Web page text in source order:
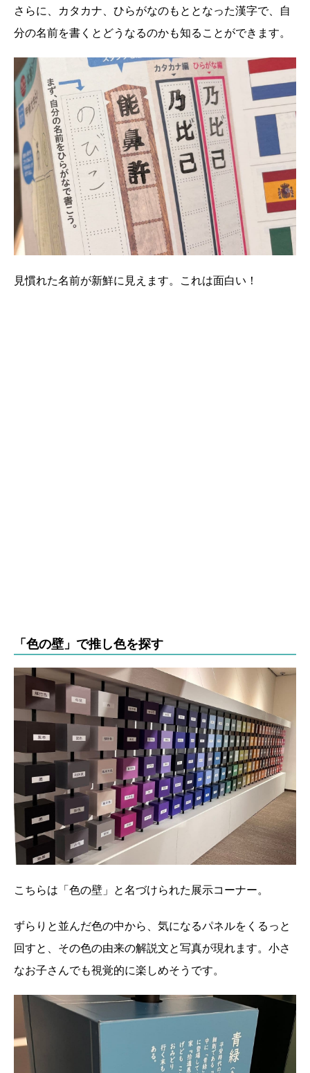
さらに、カタカナ、ひらがなのもととなった漢字で、自
分の名前を書くとどうなるのかも知ることができます。
見慣れた名前が新鮮に見えます。これは面白い！
「色の壁」で推し色を探す
こちらは「色の壁」と名づけられた展示コーナー。
ずらりと並んだ色の中から、気になるパネルをくるっと
回すと、その色の由来の解説文と写真が現れます。小さ
なお子さんでも視覚的に楽しめそうです。